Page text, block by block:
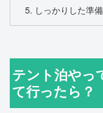
しっかりした準
テント泊やっ
て行ったら？